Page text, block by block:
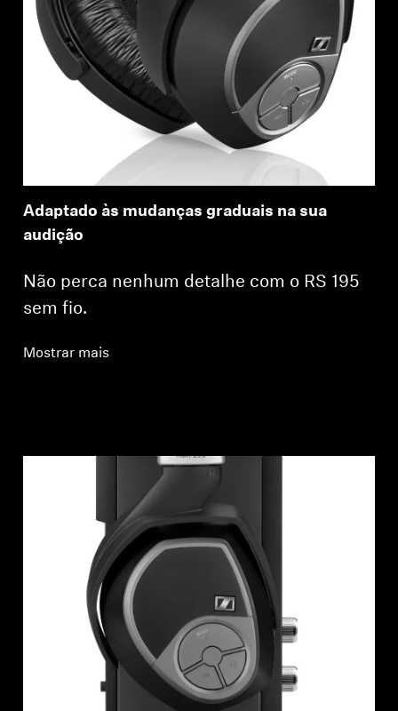
Adaptado às mudanças graduais na sua
audição
Não perca nenhum detalhe com o RS 195
sem fio.
Mostrar mais